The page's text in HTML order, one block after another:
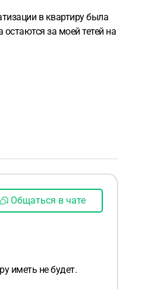
в квартиру была
остаются за моей тетей на
Общаться в чате
иметь не будет.